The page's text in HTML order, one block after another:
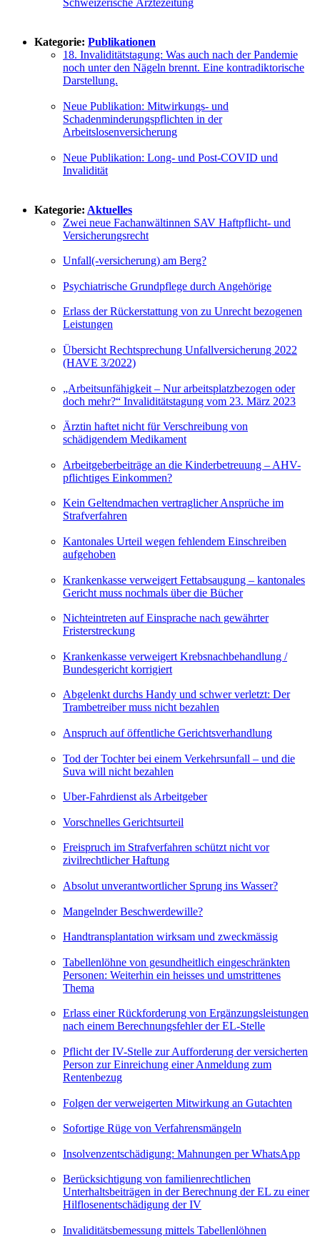
Schweizerische Ärztezeitung
Kategorie: Publikationen
18. Invaliditätstagung: Was auch nach der Pandemie
noch unter den Nägeln brennt. Eine kontradiktorische
Darstellung.
Neue Publikation: Mitwirkungs- und
Schadenminderungspflichten in der
Arbeitslosenversicherung
Neue Publikation: Long- und Post-COVID und
Invalidität
Kategorie: Aktuelles
Zwei neue Fachanwältinnen SAV Haftpflicht- und
Versicherungsrecht
Unfall(-versicherung) am Berg?
Psychiatrische Grundpflege durch Angehörige
Erlass der Rückerstattung von zu Unrecht bezogenen
Leistungen
Übersicht Rechtsprechung Unfallversicherung 2022
(HAVE 3/2022)
„Arbeitsunfähigkeit – Nur arbeitsplatzbezogen oder
doch mehr?“ Invaliditätstagung vom 23. März 2023
Ärztin haftet nicht für Verschreibung von
schädigendem Medikament
Arbeitgeberbeiträge an die Kinderbetreuung – AHV-
pflichtiges Einkommen?
Kein Geltendmachen vertraglicher Ansprüche im
Strafverfahren
Kantonales Urteil wegen fehlendem Einschreiben
aufgehoben
Krankenkasse verweigert Fettabsaugung – kantonales
Gericht muss nochmals über die Bücher
Nichteintreten auf Einsprache nach gewährter
Fristerstreckung
Krankenkasse verweigert Krebsnachbehandlung /
Bundesgericht korrigiert
Abgelenkt durchs Handy und schwer verletzt: Der
Trambetreiber muss nicht bezahlen
Anspruch auf öffentliche Gerichtsverhandlung
Tod der Tochter bei einem Verkehrsunfall – und die
Suva will nicht bezahlen
Uber-Fahrdienst als Arbeitgeber
Vorschnelles Gerichtsurteil
Freispruch im Strafverfahren schützt nicht vor
zivilrechtlicher Haftung
Absolut unverantwortlicher Sprung ins Wasser?
Mangelnder Beschwerdewille?
Handtransplantation wirksam und zweckmässig
Tabellenlöhne von gesundheitlich eingeschränkten
Personen: Weiterhin ein heisses und umstrittenes
Thema
Erlass einer Rückforderung von Ergänzungsleistungen
nach einem Berechnungsfehler der EL-Stelle
Pflicht der IV-Stelle zur Aufforderung der versicherten
Person zur Einreichung einer Anmeldung zum
Rentenbezug
Folgen der verweigerten Mitwirkung an Gutachten
Sofortige Rüge von Verfahrensmängeln
Insolvenzentschädigung: Mahnungen per WhatsApp
Berücksichtigung von familienrechtlichen
Unterhaltsbeiträgen in der Berechnung der EL zu einer
Hilflosenentschädigung der IV
Invaliditätsbemessung mittels Tabellenlöhnen